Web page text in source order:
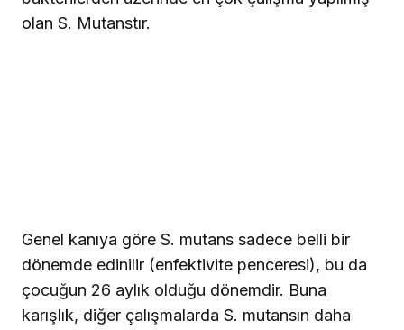
olan S. Mutanstır.
Genel kanıya göre S. mutans sadece belli bir
dönemde edinilir (enfektivite penceresi), bu da
çocuğun 26 aylık olduğu dönemdir. Buna
karışlık, diğer çalışmalarda S. mutansın daha